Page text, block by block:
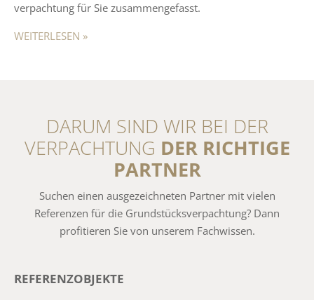
verpachtung für Sie zusammengefasst.
WEITERLESEN »
DARUM SIND WIR BEI DER
VERPACHTUNG DER RICHTIGE
PARTNER
Suchen einen ausgezeichneten Partner mit vielen
Referenzen für die Grundstücksverpachtung? Dann
profitieren Sie von unserem Fachwissen.
REFERENZOBJEKTE